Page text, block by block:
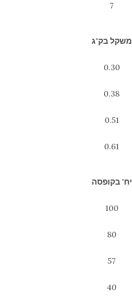
7
משקל בק"ג
0.30
0.38
0.51
0.61
יח' בקופסה
100
80
57
40